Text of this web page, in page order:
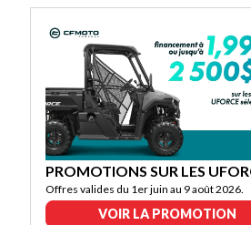
PROMOTIONS SUR LES
Offres valides du 1er juin au 9 août 2026.
VOIR LA PROMOTION